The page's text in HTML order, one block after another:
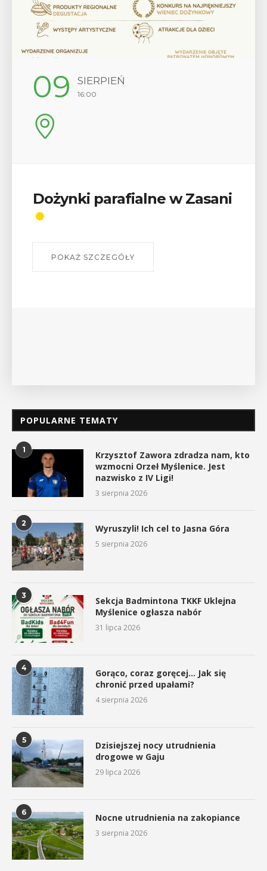
12 SIERPIEŃ
17:00
Wykład „Jak zdobyć
odznaki na myślenickich
W środę 12 sierpnia o godz. 17 w Miejskiej
POPULARNE TEMATY
1
Krzysztof Zawora zdradza nam, kto
wzmocni Orzeł Myślenice. Jest
nazwisko z IV Ligi!
3 sierpnia 2026
2 Wyruszyli! Ich cel to Jasna Góra
5 sierpnia 2026
3
Sekcja Badmintona TKKF Uklejna
Myślenice ogłasza nabór
31 lipca 2026
4
Gorąco, coraz goręcej… Jak się
chronić przed upałami?
4 sierpnia 2026
5
Dzisiejszej nocy utrudnienia
drogowe w Gaju
29 lipca 2026
6 Nocne utrudnienia na zakopiance
3 sierpnia 2026